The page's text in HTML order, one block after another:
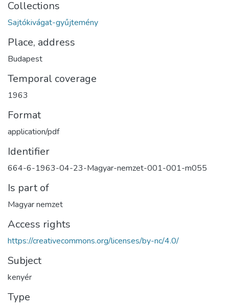
Collections
Sajtókivágat-gyűjtemény
Place, address
Budapest
Temporal coverage
1963
Format
application/pdf
Identifier
664-6-1963-04-23-Magyar-nemzet-001-001-m055
Is part of
Magyar nemzet
Access rights
https://creativecommons.org/licenses/by-nc/4.0/
Subject
kenyér
Type